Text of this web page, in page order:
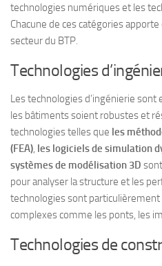
technologies numériques et les
Chacune de ces catégories
secteur du BTP.
Technologies
Les technologies d’ingénierie
les bâtiments soient robustes et
technologies telles que les
(FEA), les logiciels de simulation
systèmes de modélisation 3D
pour analyser la structure et les
technologies sont
complexes comme les ponts, les
Technologies de